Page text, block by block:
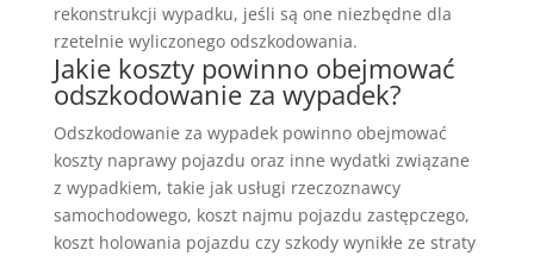
rekonstrukcji wypadku, jeśli są one niezbędne dla
rzetelnie wyliczonego odszkodowania.
Jakie koszty powinno obejmować
odszkodowanie za wypadek?
Odszkodowanie za wypadek powinno obejmować
koszty naprawy pojazdu oraz inne wydatki związane
z wypadkiem, takie jak usługi rzeczoznawcy
samochodowego, koszt najmu pojazdu zastępczego,
koszt holowania pojazdu czy szkody wynikłe ze straty